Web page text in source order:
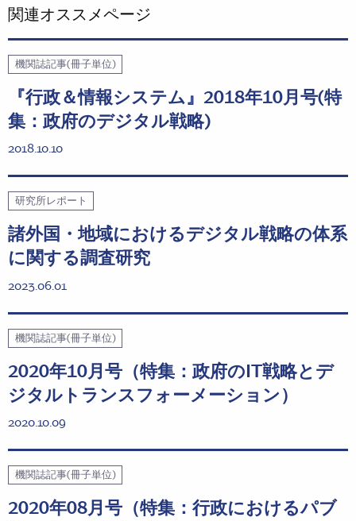
関連オススメページ
機関誌記事(冊子単位)
『行政＆情報システム』2018年10月号(特
集：政府のデジタル戦略)
2018.10.10
研究所レポート
諸外国・地域におけるデジタル戦略の体系
に関する調査研究
2023.06.01
機関誌記事(冊子単位)
2020年10月号（特集：政府のIT戦略とデ
ジタルトランスフォーメーション）
2020.10.09
機関誌記事(冊子単位)
2020年08月号（特集：行政におけるパブ